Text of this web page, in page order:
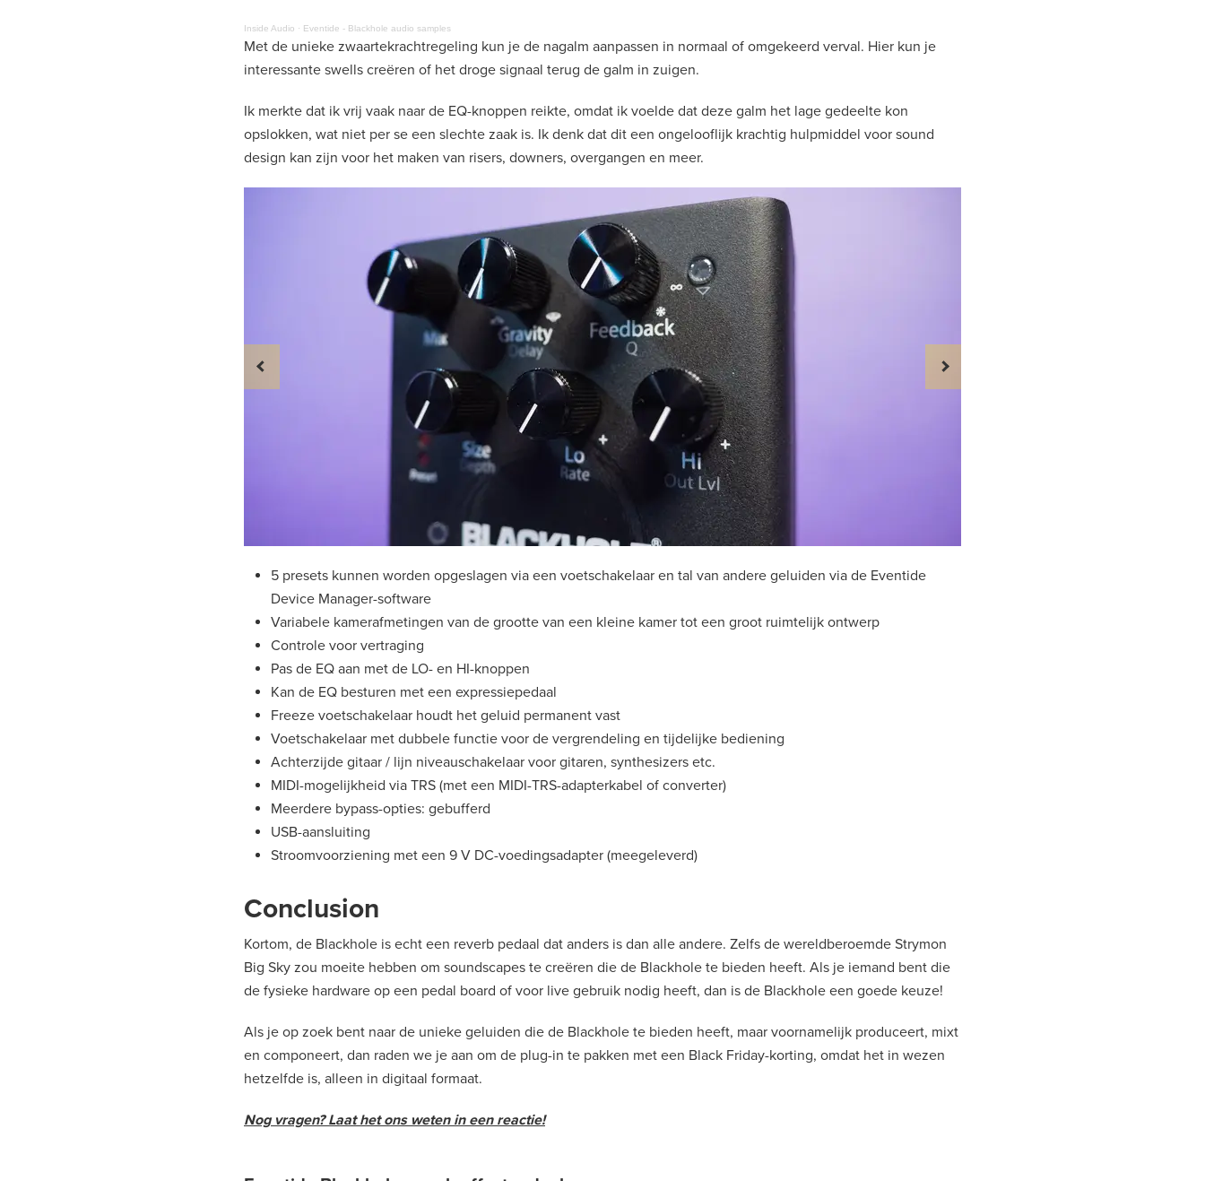
Inside Audio · Eventide - Blackhole audio samples
Met de unieke zwaartekrachtregeling kun je de nagalm aanpassen in normaal of omgekeerd verval. Hier kun je
interessante swells creëren of het droge signaal terug de galm in zuigen.
Ik merkte dat ik vrij vaak naar de EQ-knoppen reikte, omdat ik voelde dat deze galm het lage gedeelte kon
opslokken, wat niet per se een slechte zaak is. Ik denk dat dit een ongelooflijk krachtig hulpmiddel voor sound
design kan zijn voor het maken van risers, downers, overgangen en meer.
5 presets kunnen worden opgeslagen via een voetschakelaar en tal van andere geluiden via de Eventide
Device Manager-software
Variabele kamerafmetingen van de grootte van een kleine kamer tot een groot ruimtelijk ontwerp
Controle voor vertraging
Pas de EQ aan met de LO- en HI-knoppen
Kan de EQ besturen met een expressiepedaal
Freeze voetschakelaar houdt het geluid permanent vast
Voetschakelaar met dubbele functie voor de vergrendeling en tijdelijke bediening
Achterzijde gitaar / lijn niveauschakelaar voor gitaren, synthesizers etc.
MIDI-mogelijkheid via TRS (met een MIDI-TRS-adapterkabel of converter)
Meerdere bypass-opties: gebufferd
USB-aansluiting
Stroomvoorziening met een 9 V DC-voedingsadapter (meegeleverd)
Conclusion
Kortom, de Blackhole is echt een reverb pedaal dat anders is dan alle andere. Zelfs de wereldberoemde Strymon
Big Sky zou moeite hebben om soundscapes te creëren die de Blackhole te bieden heeft. Als je iemand bent die
de fysieke hardware op een pedal board of voor live gebruik nodig heeft, dan is de Blackhole een goede keuze!
Als je op zoek bent naar de unieke geluiden die de Blackhole te bieden heeft, maar voornamelijk produceert, mixt
en componeert, dan raden we je aan om de plug-in te pakken met een Black Friday-korting, omdat het in wezen
hetzelfde is, alleen in digitaal formaat.
Nog vragen? Laat het ons weten in een reactie!